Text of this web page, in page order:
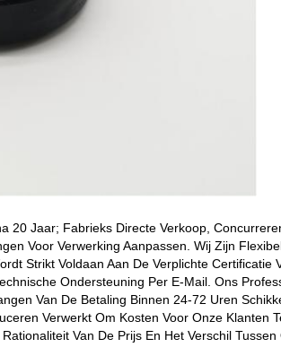
20 Jaar; Fabrieks Directe Verkoop,
Voor Verwerking Aanpassen. Wij Zijn
Strikt Voldaan Aan De Verplichte Certificatie
Ondersteuning Per E-Mail. Ons
Van De Betaling Binnen 24-72 Uren
Verwerkt Om Kosten Voor Onze Klanten
Van De Prijs En Het Verschil